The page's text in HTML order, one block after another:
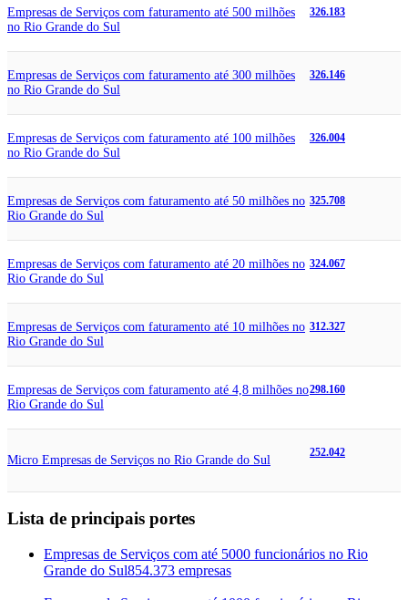
Empresas de Serviços com faturamento até 500 milhões
no Rio Grande do Sul
326.183
Empresas de Serviços com faturamento até 300 milhões
no Rio Grande do Sul
326.146
Empresas de Serviços com faturamento até 100 milhões
no Rio Grande do Sul
326.004
Empresas de Serviços com faturamento até 50 milhões no
Rio Grande do Sul
325.708
Empresas de Serviços com faturamento até 20 milhões no
Rio Grande do Sul
324.067
Empresas de Serviços com faturamento até 10 milhões no
Rio Grande do Sul
312.327
Empresas de Serviços com faturamento até 4,8 milhões no
Rio Grande do Sul
298.160
Micro Empresas de Serviços no Rio Grande do Sul
252.042
Lista de principais portes
Empresas de Serviços com até 5000 funcionários no Rio
Grande do Sul854.373 empresas